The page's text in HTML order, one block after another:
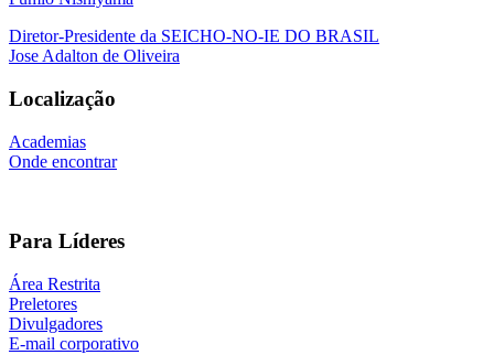
Diretor-Presidente da SEICHO-NO-IE DO BRASIL
Jose Adalton de Oliveira
Localização
Academias
Onde encontrar
Para Líderes
Área Restrita
Preletores
Divulgadores
E-mail corporativo